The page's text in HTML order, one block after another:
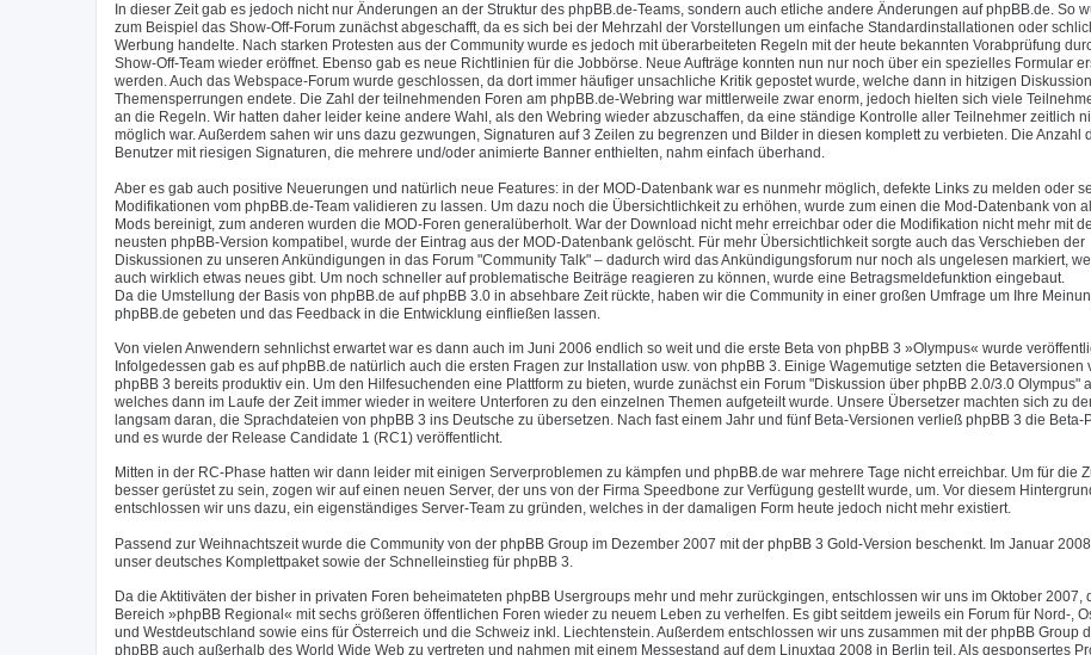
In dieser Zeit gab es jedoch nicht nur Änderungen an der Struktur des phpBB.de-Teams, sondern auch etliche andere Änderungen auf phpBB.de. So
zum Beispiel das Show-Off-Forum zunächst abgeschafft, da es sich bei der Mehrzahl der Vorstellungen um einfache Standardinstallationen oder
Werbung handelte. Nach starken Protesten aus der Community wurde es jedoch mit überarbeiteten Regeln mit der heute bekannten Vorabprüfung
Show-Off-Team wieder eröffnet. Ebenso gab es neue Richtlinien für die Jobbörse. Neue Aufträge konnten nun nur noch über ein spezielles Formular
werden. Auch das Webspace-Forum wurde geschlossen, da dort immer häufiger unsachliche Kritik gepostet wurde, welche dann in hitzigen
Themensperrungen endete. Die Zahl der teilnehmenden Foren am phpBB.de-Webring war mittlerweile zwar enorm, jedoch hielten sich viele
an die Regeln. Wir hatten daher leider keine andere Wahl, als den Webring wieder abzuschaffen, da eine ständige Kontrolle aller Teilnehmer zeitlich
möglich war. Außerdem sahen wir uns dazu gezwungen, Signaturen auf 3 Zeilen zu begrenzen und Bilder in diesen komplett zu verbieten. Die Anzahl
Benutzer mit riesigen Signaturen, die mehrere und/oder animierte Banner enthielten, nahm einfach überhand.
Aber es gab auch positive Neuerungen und natürlich neue Features: in der MOD-Datenbank war es nunmehr möglich, defekte Links zu melden oder
Modifikationen vom phpBB.de-Team validieren zu lassen. Um dazu noch die Übersichtlichkeit zu erhöhen, wurde zum einen die Mod-Datenbank von
Mods bereinigt, zum anderen wurden die MOD-Foren generalüberholt. War der Download nicht mehr erreichbar oder die Modifikation nicht mehr mit
neusten phpBB-Version kompatibel, wurde der Eintrag aus der MOD-Datenbank gelöscht. Für mehr Übersichtlichkeit sorgte auch das Verschieben der
Diskussionen zu unseren Ankündigungen in das Forum "Community Talk" – dadurch wird das Ankündigungsforum nur noch als ungelesen markiert,
auch wirklich etwas neues gibt. Um noch schneller auf problematische Beiträge reagieren zu können, wurde eine Betragsmeldefunktion eingebaut.
Da die Umstellung der Basis von phpBB.de auf phpBB 3.0 in absehbare Zeit rückte, haben wir die Community in einer großen Umfrage um Ihre
phpBB.de gebeten und das Feedback in die Entwicklung einfließen lassen.
Von vielen Anwendern sehnlichst erwartet war es dann auch im Juni 2006 endlich so weit und die erste Beta von phpBB 3 »Olympus« wurde
Infolgedessen gab es auf phpBB.de natürlich auch die ersten Fragen zur Installation usw. von phpBB 3. Einige Wagemutige setzten die Betaversionen
phpBB 3 bereits produktiv ein. Um den Hilfesuchenden eine Plattform zu bieten, wurde zunächst ein Forum "Diskussion über phpBB 2.0/3.0 Olympus"
welches dann im Laufe der Zeit immer wieder in weitere Unterforen zu den einzelnen Themen aufgeteilt wurde. Unsere Übersetzer machten sich zu
langsam daran, die Sprachdateien von phpBB 3 ins Deutsche zu übersetzen. Nach fast einem Jahr und fünf Beta-Versionen verließ phpBB 3 die Beta-
und es wurde der Release Candidate 1 (RC1) veröffentlicht.
Mitten in der RC-Phase hatten wir dann leider mit einigen Serverproblemen zu kämpfen und phpBB.de war mehrere Tage nicht erreichbar. Um für die
besser gerüstet zu sein, zogen wir auf einen neuen Server, der uns von der Firma Speedbone zur Verfügung gestellt wurde, um. Vor diesem
entschlossen wir uns dazu, ein eigenständiges Server-Team zu gründen, welches in der damaligen Form heute jedoch nicht mehr existiert.
Passend zur Weihnachtszeit wurde die Community von der phpBB Group im Dezember 2007 mit der phpBB 3 Gold-Version beschenkt. Im Januar
unser deutsches Komplettpaket sowie der Schnelleinstieg für phpBB 3.
Da die Aktitiväten der bisher in privaten Foren beheimateten phpBB Usergroups mehr und mehr zurückgingen, entschlossen wir uns im Oktober 2007,
Bereich »phpBB Regional« mit sechs größeren öffentlichen Foren wieder zu neuem Leben zu verhelfen. Es gibt seitdem jeweils ein Forum für Nord-,
und Westdeutschland sowie eins für Österreich und die Schweiz inkl. Liechtenstein. Außerdem entschlossen wir uns zusammen mit der phpBB Group
phpBB auch außerhalb des World Wide Web zu vertreten und nahmen mit einem Messestand auf dem Linuxtag 2008 in Berlin teil. Als gesponsertes